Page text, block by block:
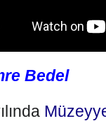
Bedel